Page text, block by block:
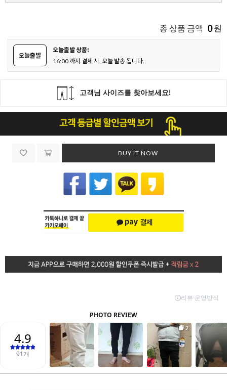
총 상품 금액 0원
오늘출발
오늘출발 상품!
16:00 까지 결제 시, 오늘 발송 됩니다.
BUY IT NOW